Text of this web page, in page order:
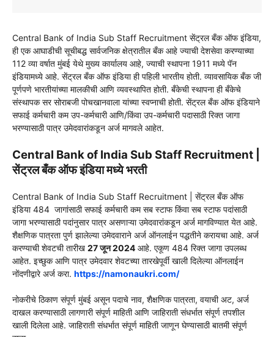
Central Bank of India Sub Staff Recruitment सेंट्रल बँक ऑफ इंडिया,
ही एक आघाडीची सूचीबद्ध सार्वजनिक क्षेत्रातील बँक आहे ज्याची देशसेवा करण्याच्या
112 व्या वर्षात मुंबई येथे मुख्य कार्यालय आहे, ज्याची स्थापना 1911 मध्ये पॅन
इंडियामध्ये आहे. सेंट्रल बँक ऑफ इंडिया ही पहिली भारतीय होती. व्यावसायिक बँक जी
पूर्णपणे भारतीयांच्या मालकीची आणि व्यवस्थापित होती. बँकेची स्थापना ही बँकेचे
संस्थापक सर सोराबजी पोचखानवाला यांच्या स्वप्नाची होती. सेंट्रल बँक ऑफ इंडियाने
सफाई कर्मचारी कम उप-कर्मचारी आणि/किंवा उप-कर्मचारी पदासाठी रिक्त जागा
भरण्यासाठी पात्र उमेदवारांकडून अर्ज मागवले आहेत.
Central Bank of India Sub Staff Recruitment |
सेंट्रल बँक ऑफ इंडिया मध्ये भरती
Central Bank of India Sub Staff Recruitment | सेंट्रल बँक ऑफ
इंडिया484 जागांसाठीसफाई कर्मचारी कम सब स्टाफ किंवा सब स्टाफपदांसाठी
जागा भरण्यासाठी पदांनुसार पात्र असणाऱ्या उमेदवारांकडून अर्ज मागविण्यात येत आहे.
शैक्षणिक पात्रता पुर्ण झालेल्या उमेदवाराने अर्ज ऑनलाईन पद्धतीने करायचा आहे. अर्ज
करण्याची शेवटची तारीख 27 जून 2024 आहे. एकूण 484 रिक्त जागा उपलब्ध
आहेत. इच्छुक आणि पात्र उमेदवार शेवटच्या तारखेपूर्वी खाली दिलेल्या ऑनलाईन
नोंदणीद्वारे अर्ज करा. https://namonaukri.com/
नोकरीचे ठिकाण संपूर्ण मुंबई असून पदाचे नाव, शैक्षणिक पात्रता, वयाची अट, अर्ज
दाखल करण्यासाठी लागणारी संपूर्ण माहिती आणि जाहिराती संधर्भात संपूर्ण तपशील
खाली दिलेला आहे. जाहिराती संधर्भात संपूर्ण माहिती जाणून घेण्यासाठी बातमी संपूर्ण